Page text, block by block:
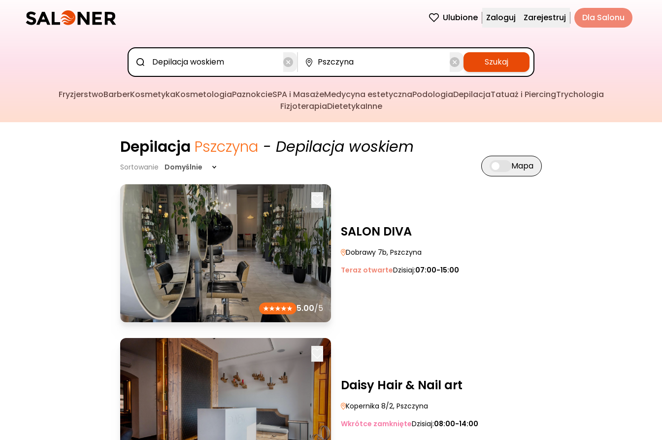
Ulubione Zaloguj Zarejestruj Dla Salonu
Szukaj
FryzjerstwoBarberKosmetykaKosmetologiaPaznokcieSPA i MasażeMedycyna estetycznaPodologiaDepilacjaTatuaż i PiercingTrychologia
FizjoterapiaDietetykaInne
Depilacja Pszczyna - Depilacja woskiem
Sortowanie Domyślnie Przełącz widok mapy
Mapa
5.00/5
SALON DIVA
Dobrawy 7b, Pszczyna
Teraz otwarteDzisiaj:07:00-15:00
Daisy Hair & Nail art
Kopernika 8/2, Pszczyna
Wkrótce zamknięteDzisiaj:08:00-14:00